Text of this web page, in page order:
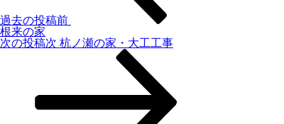
過去の投稿前
根来の家
次の投稿次 杭ノ瀬の家・大工工事